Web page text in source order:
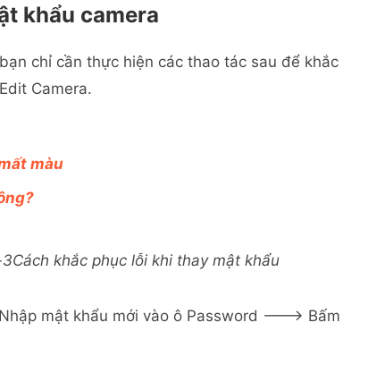
khẩu camera
chỉ cần thực hiện các thao tác sau để khắc
Camera.
màu
Cách khắc phục lỗi khi thay mật khẩu
mật khẩu mới vào ô Password ---> Bấm